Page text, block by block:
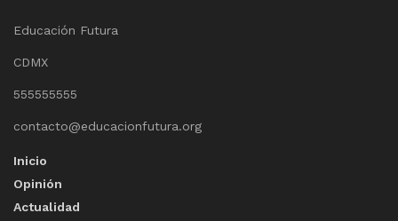
Educación Futura
CDMX
555555555
contacto@educacionfutura.org
Inicio
Opinión
Actualidad